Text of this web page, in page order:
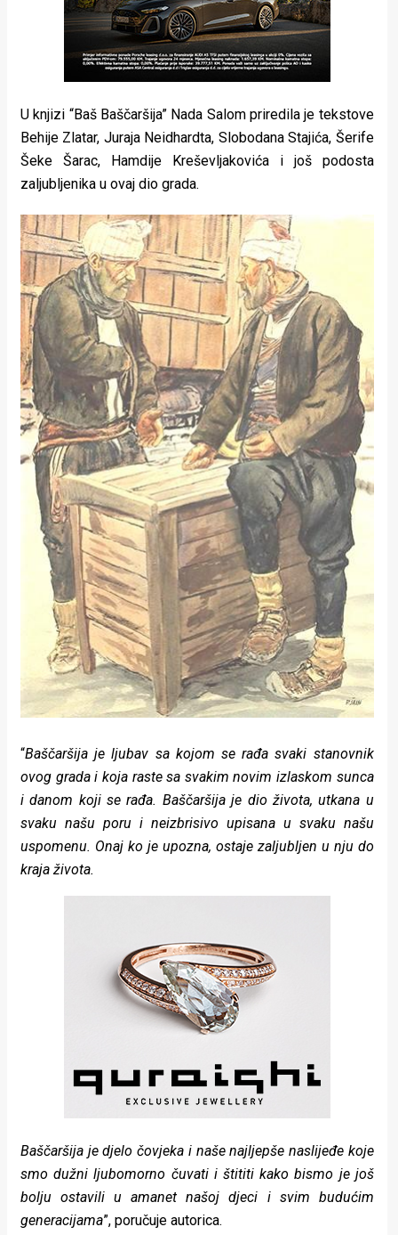
U knjizi “Baš Baščaršija” Nada Salom priredila je tekstove
Behije Zlatar, Juraja Neidhardta, Slobodana Stajića, Šerife
Šeke Šarac, Hamdije Kreševljakovića i još podosta
zaljubljenika u ovaj dio grada.
“Baščaršija je ljubav sa kojom se rađa svaki stanovnik
ovog grada i koja raste sa svakim novim izlaskom sunca
i danom koji se rađa. Baščaršija je dio života, utkana u
svaku našu poru i neizbrisivo upisana u svaku našu
uspomenu. Onaj ko je upozna, ostaje zaljubljen u nju do
kraja života.
Baščaršija je djelo čovjeka i naše najljepše naslijeđe koje
smo dužni ljubomorno čuvati i štititi kako bismo je još
bolju ostavili u amanet našoj djeci i svim budućim
generacijama”, poručuje autorica.